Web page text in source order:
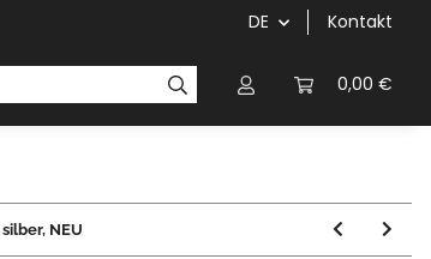
DE Kontakt
0,00 €
Kettenblätter/Kassetten Kurbeln/
NEU